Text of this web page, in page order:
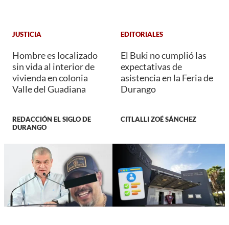
JUSTICIA
Hombre es localizado
sin vida al interior de
vivienda en colonia
Valle del Guadiana
REDACCIÓN EL SIGLO DE
DURANGO
EDITORIALES
El Buki no cumplió las
expectativas de
asistencia en la Feria de
Durango
CITLALLI ZOÉ SÁNCHEZ